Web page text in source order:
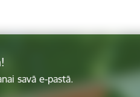
savā e-pastā.